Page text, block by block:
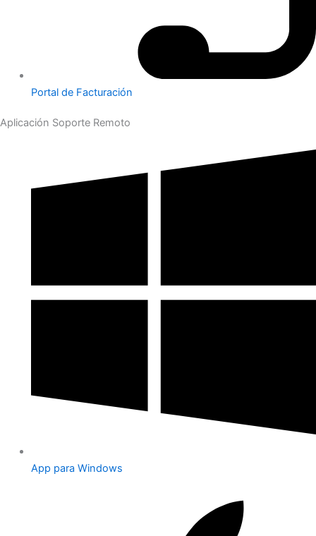
Portal de Facturación
Aplicación Soporte Remoto
App para Windows